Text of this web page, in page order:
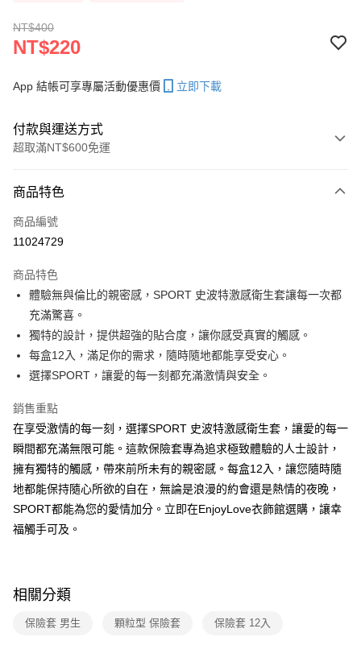
NT$400
NT$220
App 結帳可享專屬活動優惠價 立即下載
付款與運送方式
超取滿NT$600免運
信用卡一次付款
超商取貨付款
Apple Pay
街口支付
悠遊付
ATM付款
全家取貨付款
每筆NT$60，滿NT$600(含以上)免運費
付款後全家取貨
付款後7-11取貨
每筆NT$60，滿NT$600(含以上)免運費
商品特色
商品編號
11024729
商品特色
體驗無與倫比的親密感，SPORT 史波特激感衛生套讓每一次都
充滿驚喜。
獨特的設計，提供超強的貼合度，讓你感受真實的觸感。
每盒12入，滿足你的需求，隨時隨地都能享受安心。
選擇SPORT，讓愛的每一刻都充滿激情與安全。
銷售重點
在享受激情的每一刻，選擇SPORT 史波特激感衛生套，讓愛的每一
瞬間都充滿無限可能。這款保險套專為追求極致體驗的人士設計，
擁有獨特的觸感，帶來前所未有的親密感。每盒12入，讓您隨時隨
地都能保持隨心所欲的自在，無論是浪漫的約會還是熱情的夜晚，
SPORT都能為您的愛情加分。立即在EnjoyLove衣飾館選購，讓幸
福觸手可及。
相關分類
保險套 男生 顆粒型 保險套 保險套 12入